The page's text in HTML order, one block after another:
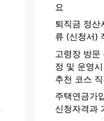
요
퇴직금 정산
류 (신청서)
고령장 방문
정 및 운영
추천 코스
주택연금가
신청자격과